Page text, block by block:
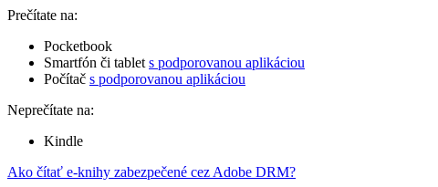
Prečítate na:
Pocketbook
Smartfón či tablet s podporovanou aplikáciou
Počítač s podporovanou aplikáciou
Neprečítate na:
Kindle
Ako čítať e-knihy zabezpečené cez Adobe DRM?